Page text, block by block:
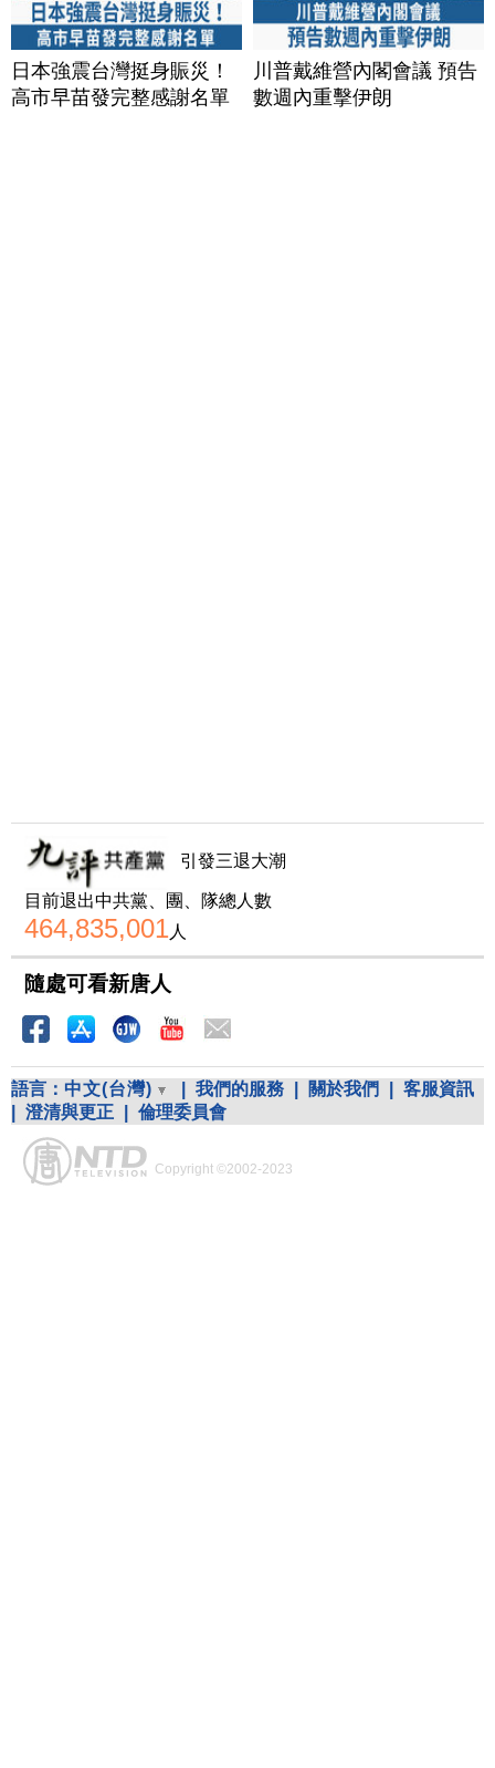
日本強震台灣挺身賑災！
高市早苗發完整感謝名單
川普戴維營內閣會議 預告
數週內重擊伊朗
引發三退大潮
目前退出中共黨、團、隊總人數
464,835,001人
隨處可看新唐人
語言： 中文(台灣) 我們的服務 關於我們
客服資訊
澄清與更正 倫理委員會
Copyright ©2002-2023